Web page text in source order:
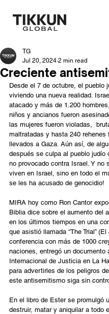
Creciente
TG
Jul 20, 2024 2 min read
Desde el 7 de octubre, el pueblo
viviendo una nueva realidad.
atacado y más de 1.200
niños y ancianos fueron
las mujeres fueron violadas,
maltratadas y hasta 240 rehenes
llevados a Gaza. Aún así, de
después se culpa al pueblo judío
no provocado contra Israel. Y no
viven en Israel, sino en todo el
se les ha acusado de genocidio!
MIRA hoy como Ron Cantor
Biblia dice sobre el aumento del
en los últimos tiempos en una
que asistió llamada “The Trial”
conferencia con más de 1000
naciones, entregó un documento
Internacional de Justicia en La
para advertirles de los peligros
este antisemitismo siga sin
En el libro de Ester se promulgó
destruir, matar y aniquilar a todo